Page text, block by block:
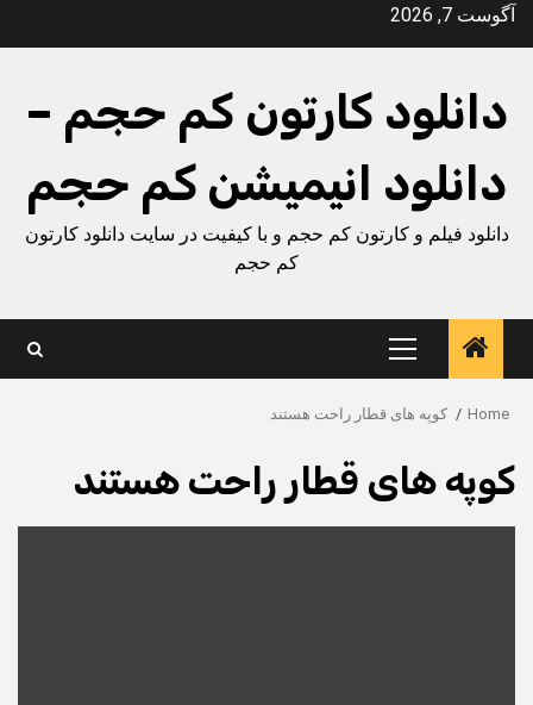
Skipآگوست 7, 2026
دانلود کارتون کم حجم –
دانلود انیمیشن کم حجم
دانلود فیلم و کارتون کم حجم و با کیفیت در سایت دانلود کارتون
کم حجم
Primary
Menu
Home کوپه های قطار راحت هستند
کوپه های قطار راحت هستند